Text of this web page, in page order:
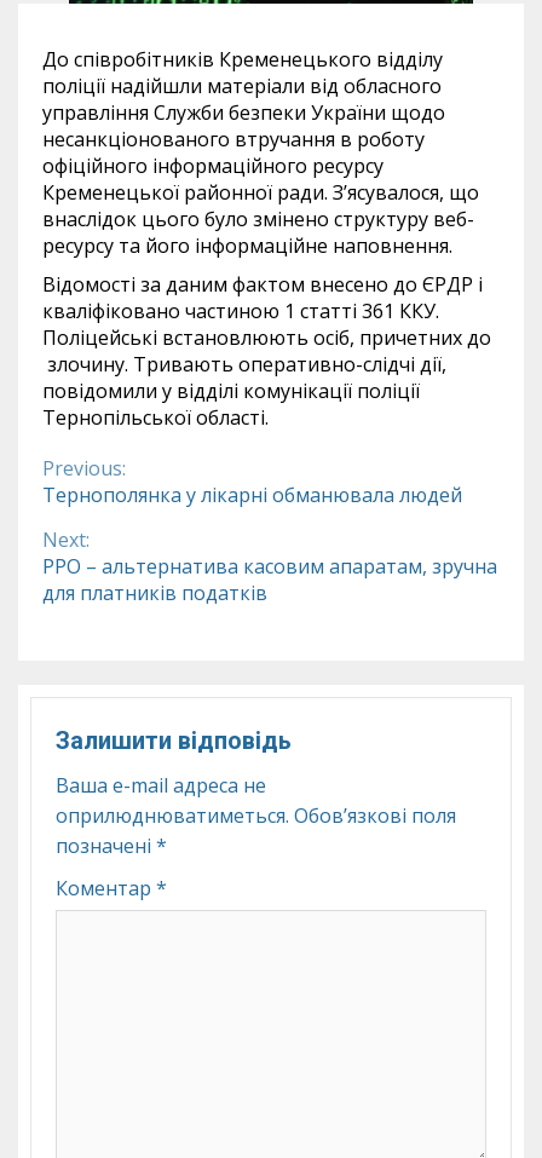
До співробітників Кременецького відділу
поліції надійшли матеріали від обласного
управління Служби безпеки України щодо
несанкціонованого втручання в роботу
офіційного інформаційного ресурсу
Кременецької районної ради. З’ясувалося, що
внаслідок цього було змінено структуру веб-
ресурсу та його інформаційне наповнення.
Відомості за даним фактом внесено до ЄРДР і
кваліфіковано частиною 1 статті 361 ККУ.
Поліцейські встановлюють осіб, причетних до
злочину. Тривають оперативно-слідчі дії,
повідомили у відділі комунікації поліції
Тернопільської області.
Continue
Reading
Previous:
Тернополянка у лікарні обманювала людей
Next:
РРО – альтернатива касовим апаратам, зручна
для платників податків
Залишити відповідь
Ваша e-mail адреса не
оприлюднюватиметься. Обов’язкові поля
позначені *
Коментар *